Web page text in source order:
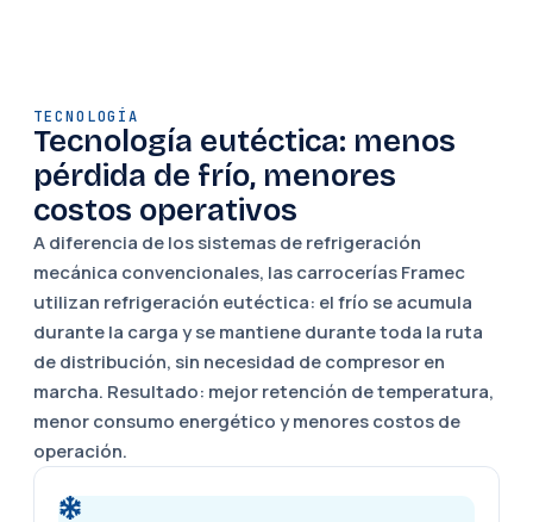
TECNOLOGÍA
Tecnología eutéctica: menos
pérdida de frío, menores
costos operativos
A diferencia de los sistemas de refrigeración
mecánica convencionales, las carrocerías Framec
utilizan refrigeración eutéctica: el frío se acumula
durante la carga y se mantiene durante toda la ruta
de distribución, sin necesidad de compresor en
marcha. Resultado: mejor retención de temperatura,
menor consumo energético y menores costos de
operación.